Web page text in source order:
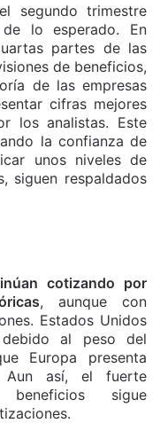
segundo trimestre
lo esperado. En
partes de las
de beneficios,
de las empresas
cifras mejores
los analistas. Este
la confianza de
unos niveles de
siguen respaldados
cotizando por
, aunque con
Estados Unidos
debido al peso del
Europa presenta
Aun así, el fuerte
sigue